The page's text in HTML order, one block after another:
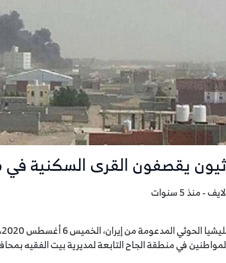
يقصفون القرى السكنية في
- منذ 5 سنوات
في منطقة الجاح التابعة لمديرية بيت الفقيه